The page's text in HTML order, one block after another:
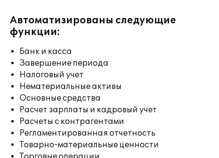
Автоматизированы следующие
функции:
Банк и касса
Завершение периода
Налоговый учет
Нематериальные активы
Основные средства
Расчет зарплаты и кадровый учет
Расчеты с контрагентами
Регламентированная отчетность
Товарно-материальные ценности